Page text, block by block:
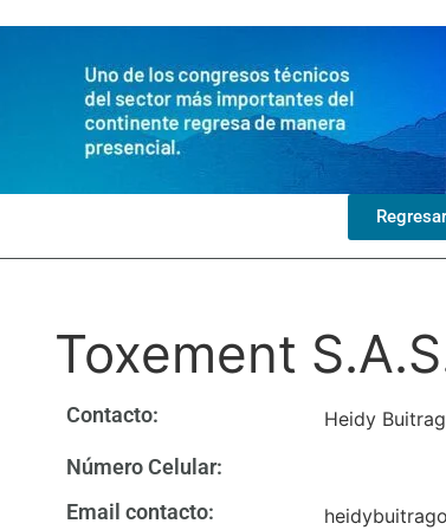
Toxement
Contacto: Heidy
Número Celular:
Email contacto: